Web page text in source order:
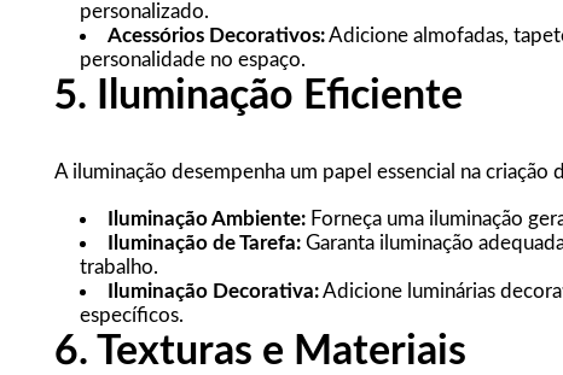
personalizado.
Acessórios Decorativos:Adicione almofadas,
personalidade no espaço.
5. Iluminação Eficiente
A iluminação desempenha um papel essencial na
Iluminação Ambiente: Forneça uma iluminação
Iluminação de Tarefa: Garanta iluminação
trabalho.
Iluminação Decorativa:Adicione luminárias
específicos.
6. Texturas e Materiais